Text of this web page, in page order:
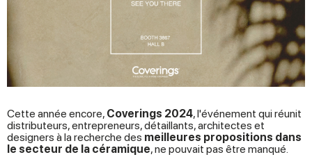
Cette année encore, Coverings 2024, l'événement qui réunit
distributeurs, entrepreneurs, détaillants, architectes et
designers à la recherche des meilleures propositions dans
le secteur de la céramique, ne pouvait pas être manqué.